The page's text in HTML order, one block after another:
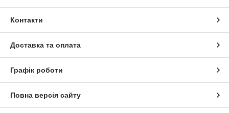
Контакти
Доставка та оплата
Графік роботи
Повна версія сайту